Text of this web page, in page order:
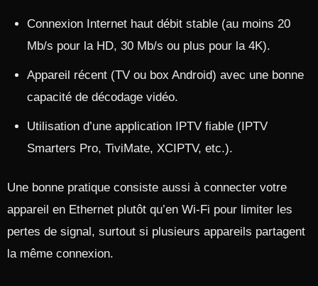
Connexion Internet haut débit stable (au moins 20
Mb/s pour la HD, 30 Mb/s ou plus pour la 4K).
Appareil récent (TV ou box Android) avec une bonne
capacité de décodage vidéo.
Utilisation d’une application IPTV fiable (IPTV
Smarters Pro, TiviMate, XCIPTV, etc.).​
Une bonne pratique consiste aussi à connecter votre
appareil en Ethernet plutôt qu’en Wi‑Fi pour limiter les
pertes de signal, surtout si plusieurs appareils partagent
la même connexion.​